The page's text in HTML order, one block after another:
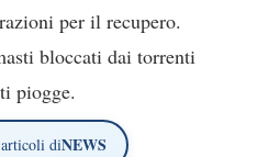
per il recupero.
bloccati dai torrenti
piogge.
diNEWS